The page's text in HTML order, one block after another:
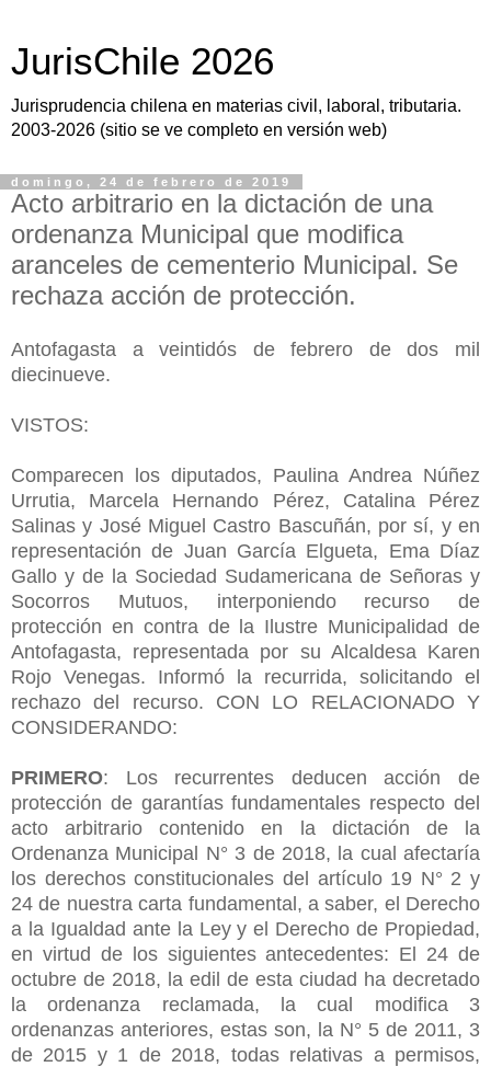
JurisChile 2026
Jurisprudencia chilena en materias civil, laboral, tributaria.
2003-2026 (sitio se ve completo en versión web)
domingo, 24 de febrero de 2019
Acto arbitrario en la dictación de una
ordenanza Municipal que modifica
aranceles de cementerio Municipal. Se
rechaza acción de protección.
Antofagasta a veintidós de febrero de dos mil
diecinueve.
VISTOS:
Comparecen los diputados, Paulina Andrea Núñez
Urrutia, Marcela Hernando Pérez, Catalina Pérez
Salinas y José Miguel Castro Bascuñán, por sí, y en
representación de Juan García Elgueta, Ema Díaz
Gallo y de la Sociedad Sudamericana de Señoras y
Socorros Mutuos, interponiendo recurso de
protección en contra de la Ilustre Municipalidad de
Antofagasta, representada por su Alcaldesa Karen
Rojo Venegas. Informó la recurrida, solicitando el
rechazo del recurso. CON LO RELACIONADO Y
CONSIDERANDO:
PRIMERO: Los recurrentes deducen acción de
protección de garantías fundamentales respecto del
acto arbitrario contenido en la dictación de la
Ordenanza Municipal N° 3 de 2018, la cual afectaría
los derechos constitucionales del artículo 19 N° 2 y
24 de nuestra carta fundamental, a saber, el Derecho
a la Igualdad ante la Ley y el Derecho de Propiedad,
en virtud de los siguientes antecedentes: El 24 de
octubre de 2018, la edil de esta ciudad ha decretado
la ordenanza reclamada, la cual modifica 3
ordenanzas anteriores, estas son, la N° 5 de 2011, 3
de 2015 y 1 de 2018, todas relativas a permisos,